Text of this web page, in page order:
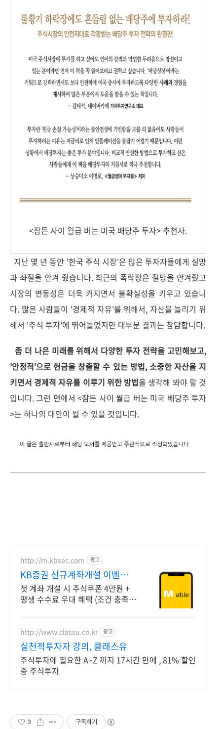
<잠든 사이 월급 버는 미국 배당주 투자> 추천사.
지난 몇 년 동안 '한국 주식 시장'은 많은 투자자들에게 실망
과 좌절을 안겨 줬습니다. 최근의 폭락장은 절망을 안겨줬고
시장의 변동성은 더욱 커지면서 불확실성을 키우고 있습니
다. 많은 사람들이 '경제적 자유'를 위해서, 자산을 늘리기 위
해서 '주식 투자'에 뛰어들었지만 대부분 결과는 참담합니다.
좀 더 나은 미래를 위해서 다양한 투자 전략을 고민해보고,
'안정적'으로 현금을 창출할 수 있는 방법, 소중한 자산을 지
키면서 경제적 자유를 이루기 위한 방법을 생각해 봐야 할 것
입니다. 그런 면에서 <잠든 사이 월급 버는 미국 배당주 투자
>는 하나의 대안이 될 수 있을 것입니다.
http://m.kbsec.com 광고
KB증권 신규계좌개설 이벤트
국내주식쿠폰 최대 5만원
첫 계좌 개설 시 주식쿠폰 4만원 +
평생 수수료 우대 혜택 (조건 충족
http://www.classu.co.kr 광고
실천적투자자 강의, 클래스유
주식투자에 필요한 A~Z 까지 17시간 만에 , 81% 할인
중 주식투자
3 구독하기